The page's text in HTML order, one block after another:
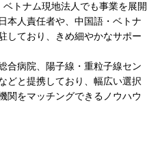
トナム現地法人でも事業を展開
本人責任者や、中国語・ベトナ
しており、きめ細やかなサポー
合病院、陽子線・重粒子線セン
どと提携しており、幅広い選択
関をマッチングできるノウハウ